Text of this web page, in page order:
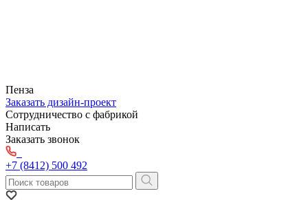
Пенза
Заказать дизайн-проект
Сотрудничество с фабрикой
Написать
Заказать звонок
+7 (8412) 500 492